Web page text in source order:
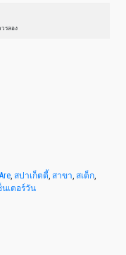
รลอง
สปาเก็ตตี้ สาขา สเต็ก
นเตอร์วัน